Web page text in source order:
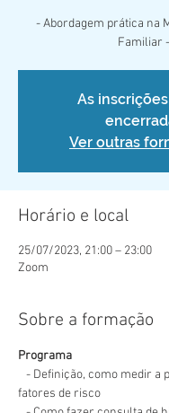
- Abordagem prática na
Familiar -
As
Ver outras
Horário e local
25/07/2023, 21:00 – 23:00
Zoom
Sobre a formação
Programa
- Definição, como medir a
fatores de risco